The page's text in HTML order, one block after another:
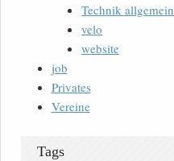
Technik allgemein
velo
website
job
Privates
Vereine
Tags